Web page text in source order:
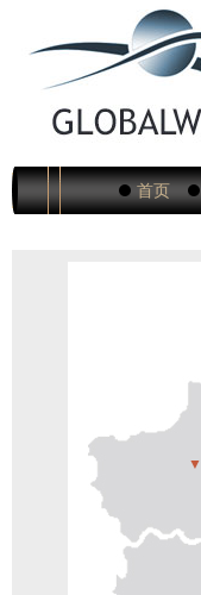
首页
▼